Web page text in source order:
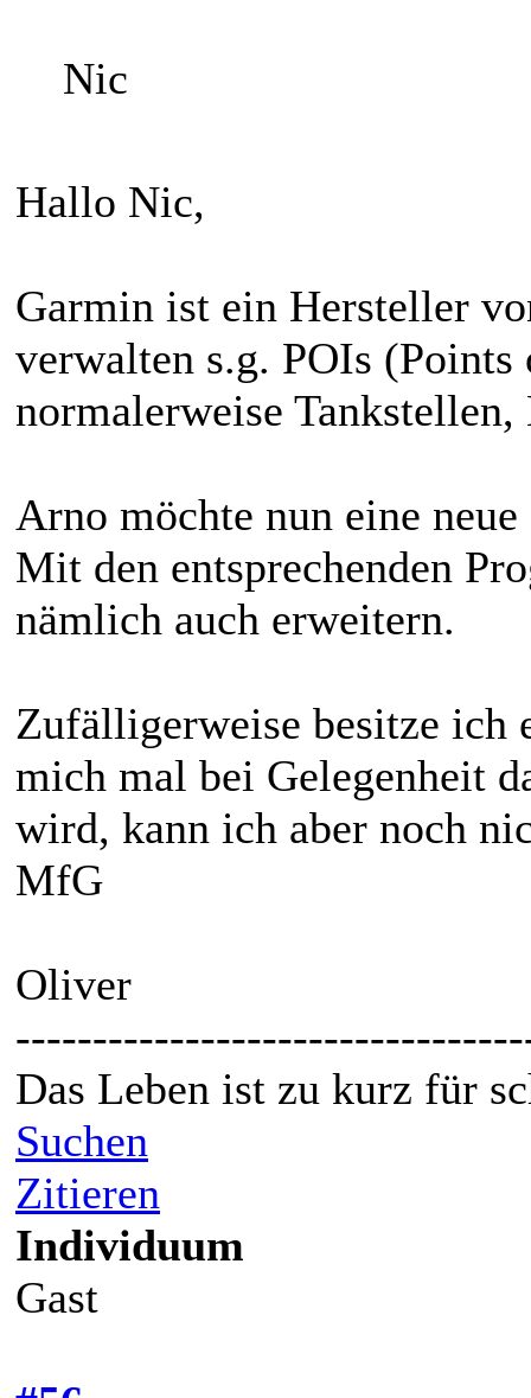
Nic
Hallo Nic,
Garmin ist ein Hersteller
verwalten s.g. POIs
normalerweise
Arno möchte nun eine
Mit den entsprechenden
nämlich auch erweitern.
Zufälligerweise besitze ich
mich mal bei Gelegenheit
wird, kann ich aber noch
MfG
Oliver
Das Leben ist zu kurz für
Suchen
Zitieren
Individuum
Gast